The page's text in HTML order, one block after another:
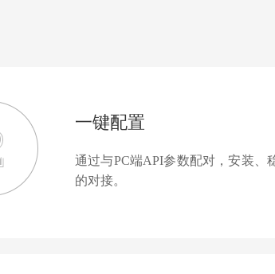
一键配置
通过与PC端API参数配对，安装、
的对接。